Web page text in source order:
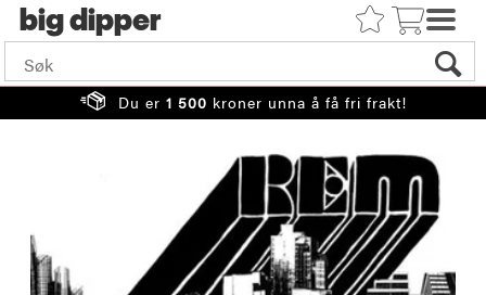
big
Du er 1 500 kroner unna å få fri frakt!